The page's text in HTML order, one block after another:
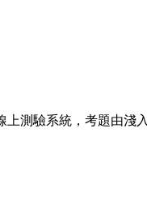
測驗系統，考題由淺